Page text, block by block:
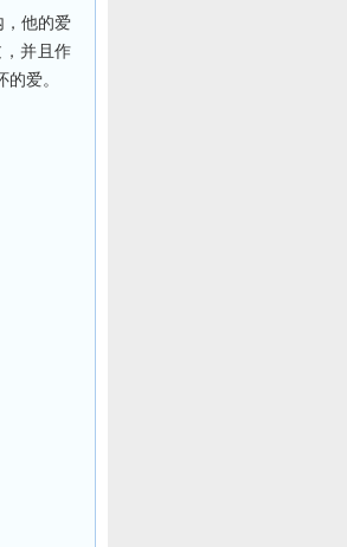
，他的爱
并且作
爱。